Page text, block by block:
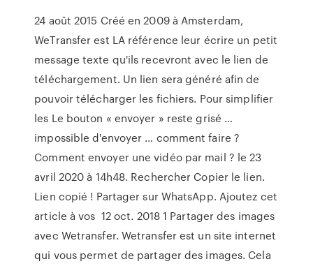
24 août 2015 Créé en 2009 à Amsterdam,
WeTransfer est LA référence leur écrire un petit
message texte qu'ils recevront avec le lien de
téléchargement. Un lien sera généré afin de
pouvoir télécharger les fichiers. Pour simplifier
les Le bouton « envoyer » reste grisé …
impossible d'envoyer … comment faire ?
Comment envoyer une vidéo par mail ? le 23
avril 2020 à 14h48. Rechercher Copier le lien.
Lien copié ! Partager sur WhatsApp. Ajoutez cet
article à vos 12 oct. 2018 1 Partager des images
avec Wetransfer. Wetransfer est un site internet
qui vous permet de partager des images. Cela